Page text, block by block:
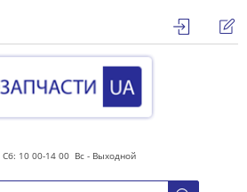
10 00-14 00 Вс - Выходной